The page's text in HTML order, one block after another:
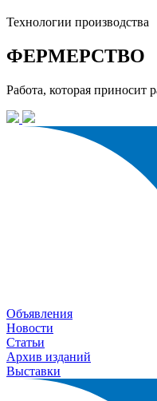
Технологии производства
ФЕРМЕРСТВО
Работа, которая приносит
Объявления
Новости
Статьи
Архив изданий
Выставки